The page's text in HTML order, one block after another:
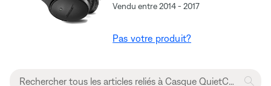
Vendu entre 2014 - 2017
Pas votre produit?